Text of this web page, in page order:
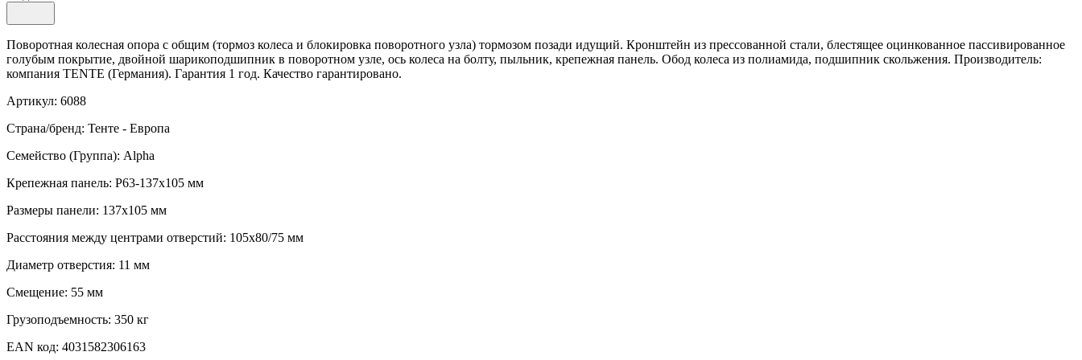
Поворотная колесная опора с общим (тормоз колеса и блокировка поворотного узла) тормозом позади идущий. Кронштейн из прессованной стали, блестящее оцинкованное пассивированное
голубым покрытие, двойной шарикоподшипник в поворотном узле, ось колеса на болту, пыльник, крепежная панель. Обод колеса из полиамида, подшипник скольжения. Производитель:
компания TENTE (Германия). Гарантия 1 год. Качество гарантировано.
Артикул: 6088
Страна/бренд: Тенте - Европа
Семейство (Группа): Alpha
Крепежная панель: P63-137x105 мм
Размеры панели: 137x105 мм
Расстояния между центрами отверстий: 105x80/75 мм
Диаметр отверстия: 11 мм
Смещение: 55 мм
Грузоподъемность: 350 кг
EAN код: 4031582306163